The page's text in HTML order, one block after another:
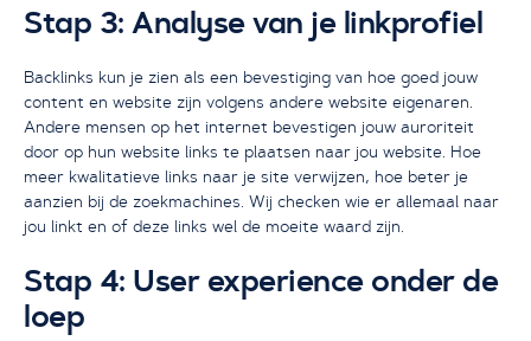
Stap 3: Analyse van je linkprofiel
Backlinks kun je zien als een bevestiging van hoe goed jouw
content en website zijn volgens andere website eigenaren.
Andere mensen op het internet bevestigen jouw auroriteit
door op hun website links te plaatsen naar jou website. Hoe
meer kwalitatieve links naar je site verwijzen, hoe beter je
aanzien bij de zoekmachines. Wij checken wie er allemaal naar
jou linkt en of deze links wel de moeite waard zijn.
Stap 4: User experience onder de
loep